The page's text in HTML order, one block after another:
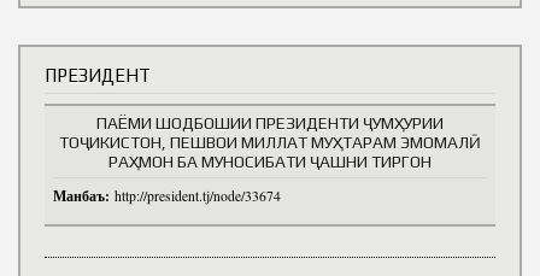
ПРЕЗИДЕНТ
ПАЁМИ ШОДБОШИИ ПРЕЗИДЕНТИ ҶУМҲУРИИ
ТОҶИКИСТОН, ПЕШВОИ МИЛЛАТ МУҲТАРАМ ЭМОМАЛӢ
РАҲМОН БА МУНОСИБАТИ ҶАШНИ ТИРГОН
Манбаъ: http://president.tj/node/33674